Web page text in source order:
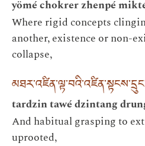
yömé chokrer zhenpé
Where rigid concepts
another, existence or non-
collapse,
tardzin tawé dzintang
And habitual grasping to
uprooted,